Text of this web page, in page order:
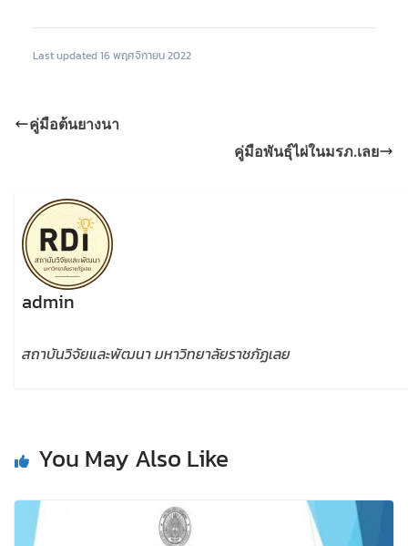
Last updated 16 พฤศจิกายน 2022
คู่มือต้นยางนา
คู่มือพันธุ์ไผ่ในมรภ.เลย
admin
สถาบันวิจัยและพัฒนา มหาวิทยาลัยราชภัฏเลย
You May Also Like